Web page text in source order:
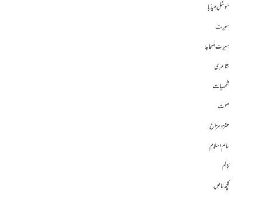
سوشل میڈیا
سیرت
سیرت صحابہ
شاعری
شخصیات
صحت
طنز و مزاح
عالم اسلام
کالم
کچھ خاص